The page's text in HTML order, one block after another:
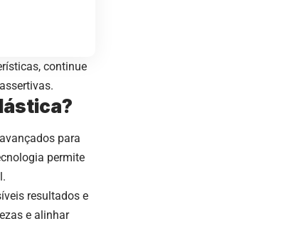
continue
para
permite
resultados e
e alinhar